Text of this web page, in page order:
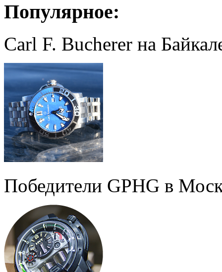
Популярное:
Carl F. Bucherer на
Победители GPHG в